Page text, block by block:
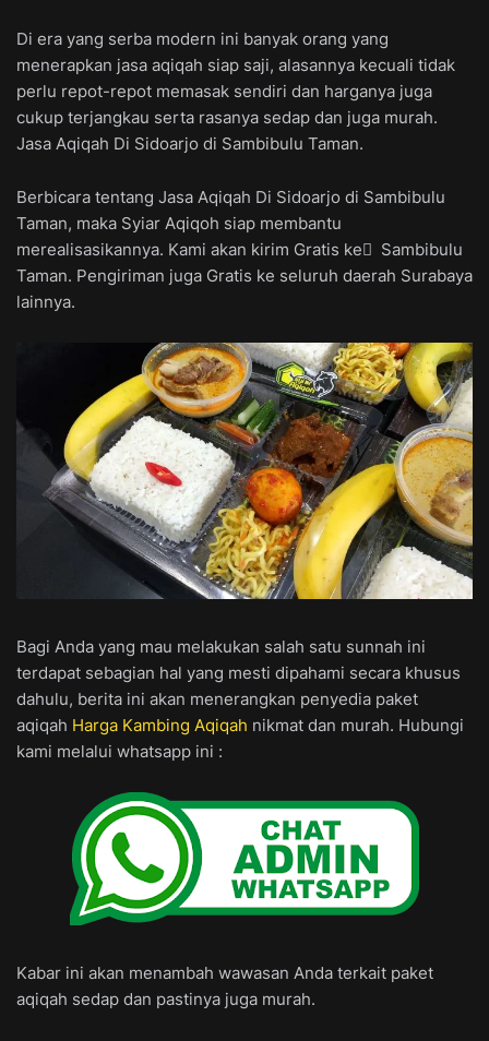
Di era yang serba modern ini banyak orang yang
menerapkan jasa aqiqah siap saji, alasannya kecuali tidak
perlu repot-repot memasak sendiri dan harganya juga
cukup terjangkau serta rasanya sedap dan juga murah.
Jasa Aqiqah Di Sidoarjo di Sambibulu Taman.
Berbicara tentang Jasa Aqiqah Di Sidoarjo di Sambibulu
Taman, maka Syiar Aqiqoh siap membantu
merealisasikannya. Kami akan kirim Gratis ke ِ Sambibulu
Taman. Pengiriman juga Gratis ke seluruh daerah Surabaya
lainnya.
Bagi Anda yang mau melakukan salah satu sunnah ini
terdapat sebagian hal yang mesti dipahami secara khusus
dahulu, berita ini akan menerangkan penyedia paket
aqiqah Harga Kambing Aqiqah nikmat dan murah. Hubungi
kami melalui whatsapp ini :
Kabar ini akan menambah wawasan Anda terkait paket
aqiqah sedap dan pastinya juga murah.